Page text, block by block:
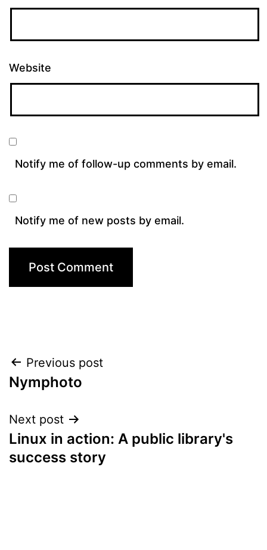
Website
Notify me of follow-up comments by email.
Notify me of new posts by email.
Post
navigation
Previous post
Nymphoto
Next post
Linux in action: A public library's
success story